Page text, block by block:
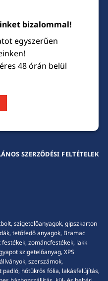
bizalommal!
egyszerűen
48 órán belül
SZERZŐDÉSI FELTÉTELEK
szigetelőanyagok, gipszkarton
tetőfedő anyagok, Bramac
zománcfestékek, lakk
szigetelőanyag, XPS
szerszámok,
hőtükrös fólia, lakásfelújítás,